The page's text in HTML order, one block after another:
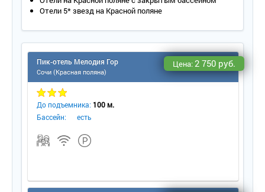
тапочки.
Гостевой туалет.
Wi-Fi.
Сервис:
- уборка номера – ежедневно;
- смена белья – ежедневно;
- смена полотенец – ежедневно;
- доставка газет по запросу;
- услуги няни по запросу;
- услуги СПА-массажа в номере.
Отели 5* звезд на Красной поляне
Пик-отель Мелодия Гор
Сочи (Красная поляна)
Цена:2 750 руб.
До подъемника: 100 м.
Бассейн:
есть